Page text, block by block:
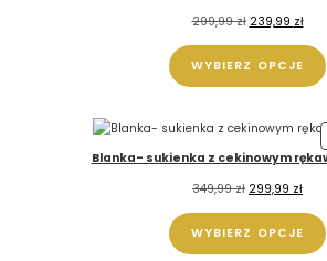
299,99zł 239,99 zł
WYBIERZ OPCJE
Blanka- sukienka z cekinowym
349,99zł 299,99 zł
WYBIERZ OPCJE